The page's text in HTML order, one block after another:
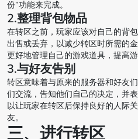
份”功能来完成。
2.整理背包物品
在转区之前，玩家应该对自己的背
出售或丢弃，以减少转区时所需的
更好地管理自己的游戏道具，提高游
3.与好友告别
转区意味着与原来的服务器和好友
们交流，告知他们自己的决定，并
以让玩家在转区后保持良好的人际
友。
三、进行转区